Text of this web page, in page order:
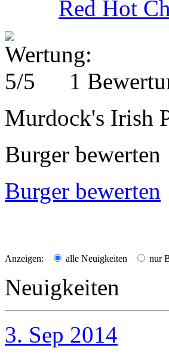
Red Hot
1
Murdock's Irish
Burger bewerten
Burger bewerten
Anzeigen: alle Neuigkeiten nur
Neuigkeiten
3. Sep 2014